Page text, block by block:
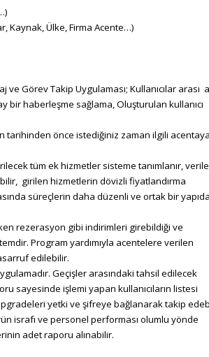
Kaynak, Ülke, Firma Acente…)
Görev Takip Uygulaması; Kullanıcılar arası
haberleşme sağlama, Oluşturulan kullanıcı
önce istediğiniz zaman ilgili
tüm ek hizmetler sisteme tanımlanır,
girilen hizmetlerin dövizli fiyatlandırma
süreçlerin daha düzenli ve ortak bir
rezerasyon gibi indirimleri girebildiği ve
Program yardımıyla acentelere verilen
edilebilir.
Geçişler arasındaki tahsil edilecek
sayesinde işlemi yapan kullanıcıların listesi
yetki ve şifreye bağlanarak takip
israfı ve personel performası olumlu yönde
adet raporu alınabilir.